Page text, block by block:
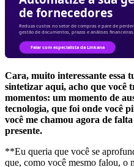
Cara, muito interessante essa
sintetizar aqui, acho que você
momentos: um momento de
tecnologia, que foi onde você
você me chamou agora de
presente.
**Eu queria que você se
que, como você mesmo falou, o